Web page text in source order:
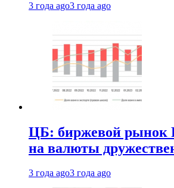
3 года ago3 года ago
ЦБ: биржевой рынок
на валюты
3 года ago3 года ago